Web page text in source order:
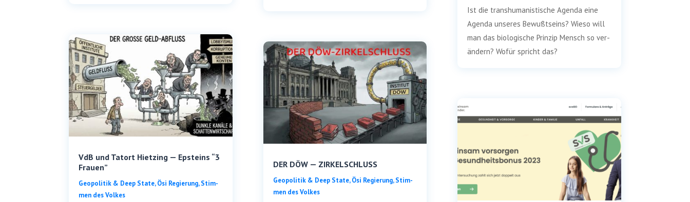
VdB und Tatort Hietzing — Epsteins “3
Frauen”
Geo­po­li­tik & Deep Sta­te,Ösi Regie­rung,Stim­
men des Volkes
DER DÖW — ZIRKELSCHLUSS
Geo­po­li­tik & Deep Sta­te,Ösi Regie­rung,Stim­
men des Volkes
Ist die trans­hu­ma­nis­ti­sche Agen­da eine
Agen­da unse­res Bewußt­seins? Wie­so will
man das bio­lo­gi­sche Prin­zip Mensch so ver­
än­dern? Wofür spricht das?